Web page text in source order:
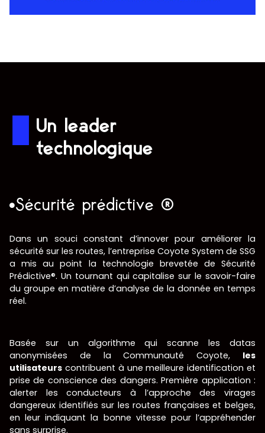
Un leader
technologique
Sécurité prédictive ®
Dans un souci constant d’innover pour améliorer la
sécurité sur les routes, l’entreprise Coyote System de SSG
a mis au point la technologie brevetée de Sécurité
Prédictive®. Un tournant qui capitalise sur le savoir-faire
du groupe en matière d’analyse de la donnée en temps
réel.
Basée sur un algorithme qui scanne les datas
anonymisées de la Communauté Coyote, les
utilisateurs contribuent à une meilleure identification et
prise de conscience des dangers. Première application :
alerter les conducteurs à l’approche des virages
dangereux identifiés sur les routes françaises et belges,
en leur indiquant la bonne vitesse pour l’appréhender
sans surprise.